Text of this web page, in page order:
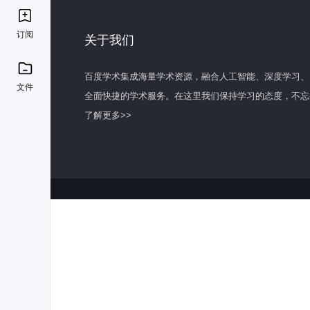
订阅
文件
关于我们
百度学术集成海量学术资源，融合人工智能、深度学习
全面快捷的学术服务。在这里我们保持学习的态度，不
了解更多>>